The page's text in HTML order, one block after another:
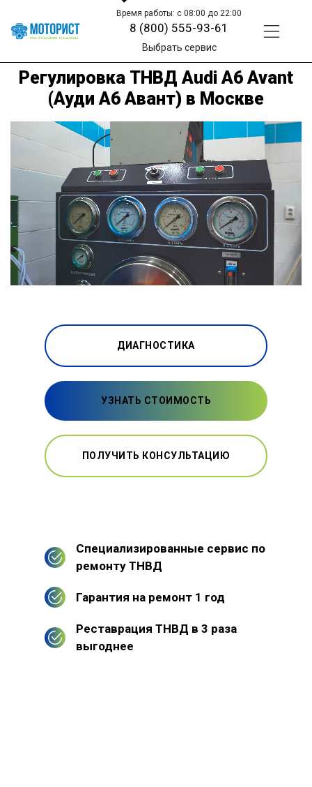
Время работы: с 08:00 до 22:00
8 (800) 555-93-61
Выбрать сервис
Регулировка ТНВД Audi A6 Avant
(Ауди A6 Авант) в Москве
ДИАГНОСТИКА
УЗНАТЬ СТОИМОСТЬ
ПОЛУЧИТЬ КОНСУЛЬТАЦИЮ
Специализированные сервис по
ремонту ТНВД
Гарантия на ремонт 1 год
Реставрация ТНВД в 3 раза
выгоднее